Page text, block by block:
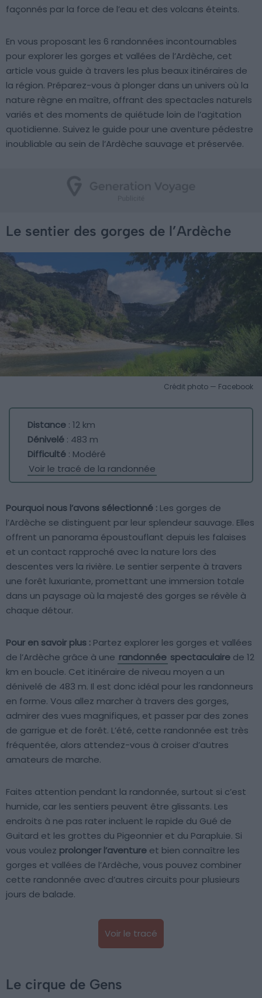
façonnés par la force de l’eau et des volcans éteints.
En vous proposant les 6 randonnées incontournables
pour explorer les gorges et vallées de l’Ardèche, cet
article vous guide à travers les plus beaux itinéraires de
la région. Préparez-vous à plonger dans un univers où la
nature règne en maître, offrant des spectacles naturels
variés et des moments de quiétude loin de l’agitation
quotidienne. Suivez le guide pour une aventure pédestre
inoubliable au sein de l’Ardèche sauvage et préservée.
Le sentier des gorges de l’Ardèche
Crédit photo — Facebook
Distance : 12 km
Dénivelé : 483 m
Difficulté : Modéré
Voir le tracé de la randonnée
Pourquoi nous l’avons sélectionné : Les gorges de
l’Ardèche se distinguent par leur splendeur sauvage. Elles
offrent un panorama époustouflant depuis les falaises
et un contact rapproché avec la nature lors des
descentes vers la rivière. Le sentier serpente à travers
une forêt luxuriante, promettant une immersion totale
dans un paysage où la majesté des gorges se révèle à
chaque détour.
Pour en savoir plus : Partez explorer les gorges et vallées
de l’Ardèche grâce à une randonnée spectaculaire de 12
km en boucle. Cet itinéraire de niveau moyen a un
dénivelé de 483 m. Il est donc idéal pour les randonneurs
en forme. Vous allez marcher à travers des gorges,
admirer des vues magnifiques, et passer par des zones
de garrigue et de forêt. L’été, cette randonnée est très
fréquentée, alors attendez-vous à croiser d’autres
amateurs de marche.
Faites attention pendant la randonnée, surtout si c’est
humide, car les sentiers peuvent être glissants. Les
endroits à ne pas rater incluent le rapide du Gué de
Guitard et les grottes du Pigeonnier et du Parapluie. Si
vous voulez prolonger l’aventure et bien connaître les
gorges et vallées de l’Ardèche, vous pouvez combiner
cette randonnée avec d’autres circuits pour plusieurs
jours de balade.
Voir le tracé
Le cirque de Gens